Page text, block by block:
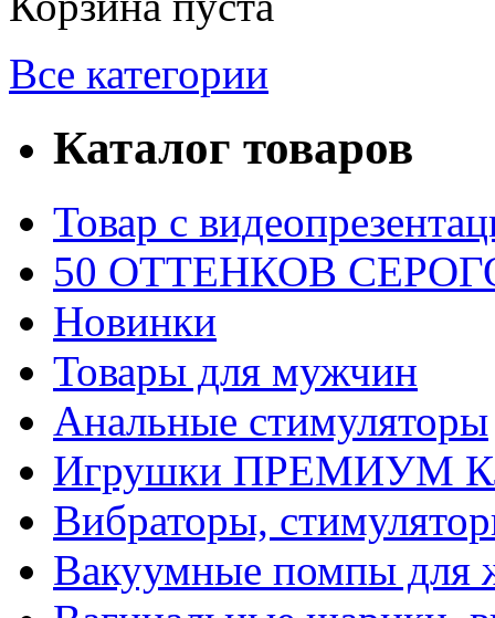
Все категории
Каталог товаров
Товар с
50 ОТТЕНКОВ
Новинки
Товары для мужчин
Анальные стимуляторы
Игрушки ПРЕМИУМ
Вибраторы,
Вакуумные помпы для